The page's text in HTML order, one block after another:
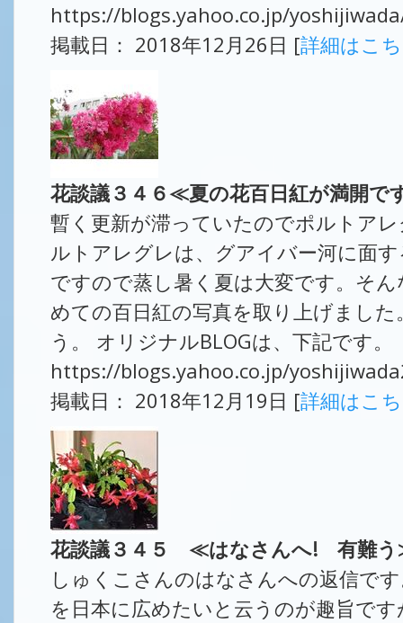
https://blogs.yahoo.co.jp/
掲載日： 2018年12月26日 [詳細はこ
花談議３４６≪夏の花百日紅が満開
暫く更新が滞っていたのでポルトア
ルトアレグレは、グアイバー河に面
ですので蒸し暑く夏は大変です。そ
めての百日紅の写真を取り上げまし
う。 オリジナルBLOGは、下記です。
https://blogs.yahoo.co.jp/
掲載日： 2018年12月19日 [詳細はこ
花談議３４５ ≪はなさんへ! 有難う
しゅくこさんのはなさんへの返信で
を日本に広めたいと云うのが趣旨で